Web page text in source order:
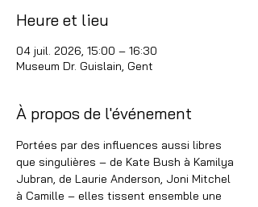
Heure et lieu
04 juil. 2026, 15:00 – 16:30
Museum Dr. Guislain, Gent
À propos de l'événement
Portées par des influences aussi libres
que singulières – de Kate Bush à Kamilya
Jubran, de Laurie Anderson, Joni Mitchel
à Camille – elles tissent ensemble une